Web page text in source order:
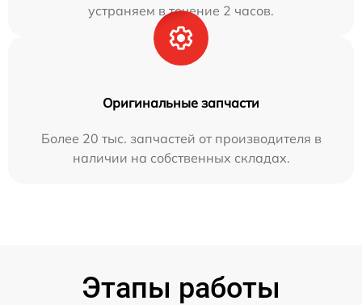
устраняем в течение 2 часов.
Оригинальные запчасти
Более 20 тыс. запчастей от производителя в
наличии на собственных складах.
Этапы работы